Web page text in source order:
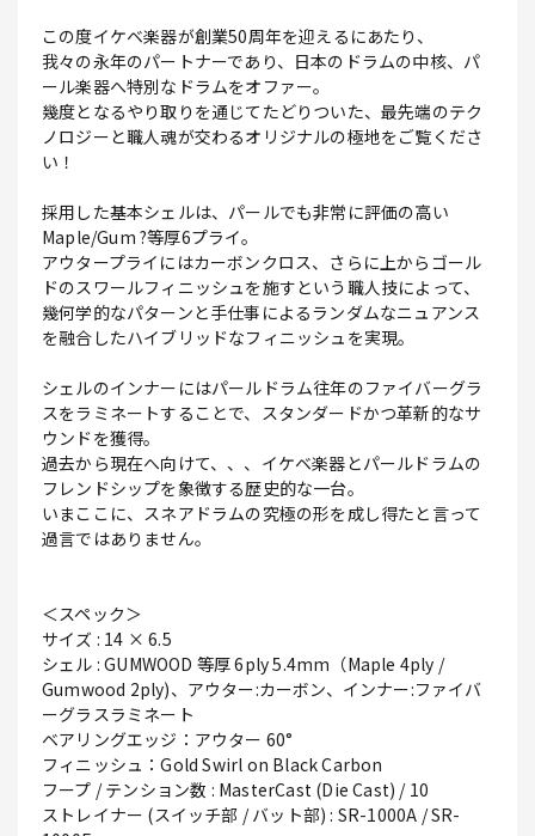
この度イケベ楽器が創業50周年を迎えるにあたり、
我々の永年のパートナーであり、日本のドラムの中核、パ
ール楽器へ特別なドラムをオファー。
幾度となるやり取りを通じてたどりついた、最先端のテク
ノロジーと職人魂が交わるオリジナルの極地をご覧くださ
い！
採用した基本シェルは、パールでも非常に評価の高い
Maple/Gum ?等厚6プライ。
アウタープライにはカーボンクロス、さらに上からゴール
ドのスワールフィニッシュを施すという職人技によって、
幾何学的なパターンと手仕事によるランダムなニュアンス
を融合したハイブリッドなフィニッシュを実現。
シェルのインナーにはパールドラム往年のファイバーグラ
スをラミネートすることで、スタンダードかつ革新的なサ
ウンドを獲得。
過去から現在へ向けて、、、イケベ楽器とパールドラムの
フレンドシップを象徴する歴史的な一台。
いまここに、スネアドラムの究極の形を成し得たと言って
過言ではありません。
＜スペック＞
サイズ : 14 × 6.5
シェル : GUMWOOD 等厚 6ply 5.4mm（Maple 4ply /
Gumwood 2ply)、アウター:カーボン、インナー:ファイバ
ーグラスラミネート
ベアリングエッジ：アウター 60°
フィニッシュ：Gold Swirl on Black Carbon
フープ / テンション数 : MasterCast (Die Cast) / 10
ストレイナー (スイッチ部 / バット部) : SR-1000A / SR-